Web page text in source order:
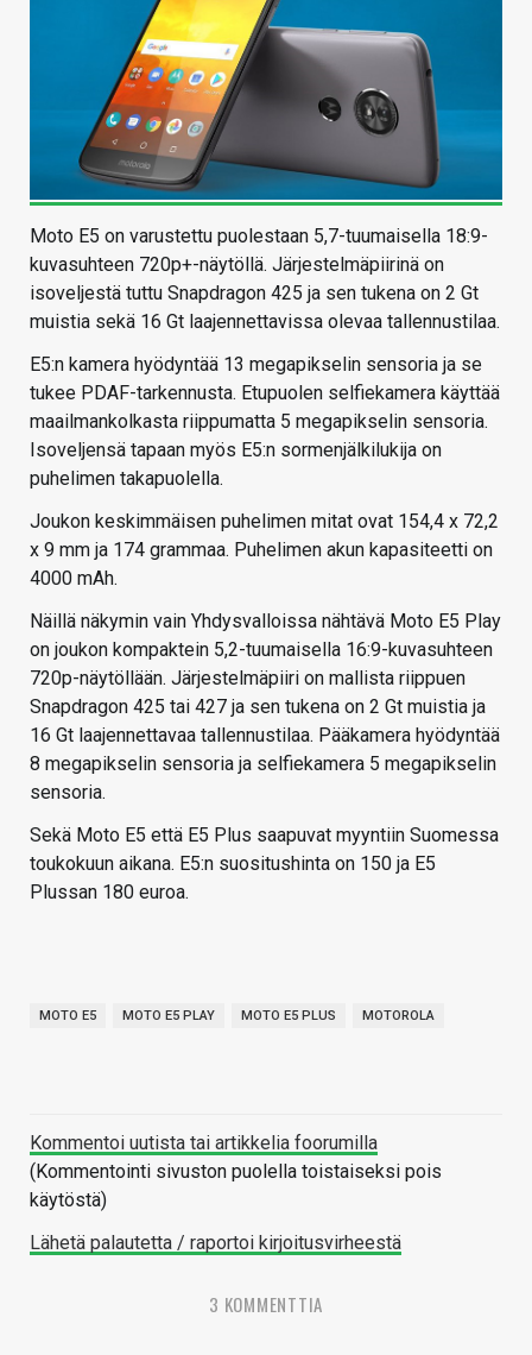
Moto E5 on varustettu puolestaan 5,7-tuumaisella 18:9-
kuvasuhteen 720p+-näytöllä. Järjestelmäpiirinä on
isoveljestä tuttu Snapdragon 425 ja sen tukena on 2 Gt
muistia sekä 16 Gt laajennettavissa olevaa tallennustilaa.
E5:n kamera hyödyntää 13 megapikselin sensoria ja se
tukee PDAF-tarkennusta. Etupuolen selfiekamera käyttää
maailmankolkasta riippumatta 5 megapikselin sensoria.
Isoveljensä tapaan myös E5:n sormenjälkilukija on
puhelimen takapuolella.
Joukon keskimmäisen puhelimen mitat ovat 154,4 x 72,2
x 9 mm ja 174 grammaa. Puhelimen akun kapasiteetti on
4000 mAh.
Näillä näkymin vain Yhdysvalloissa nähtävä Moto E5 Play
on joukon kompaktein 5,2-tuumaisella 16:9-kuvasuhteen
720p-näytöllään. Järjestelmäpiiri on mallista riippuen
Snapdragon 425 tai 427 ja sen tukena on 2 Gt muistia ja
16 Gt laajennettavaa tallennustilaa. Pääkamera hyödyntää
8 megapikselin sensoria ja selfiekamera 5 megapikselin
sensoria.
Sekä Moto E5 että E5 Plus saapuvat myyntiin Suomessa
toukokuun aikana. E5:n suositushinta on 150 ja E5
Plussan 180 euroa.
MOTO E5 MOTO E5 PLAY MOTO E5 PLUS MOTOROLA
Kommentoi uutista tai artikkelia foorumilla
(Kommentointi sivuston puolella toistaiseksi pois
käytöstä)
Lähetä palautetta / raportoi kirjoitusvirheestä
3 KOMMENTTIA